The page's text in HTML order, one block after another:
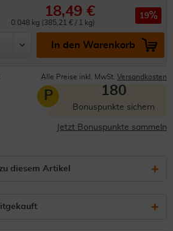
18,49 €
0.048 kg (385,21 € / 1 kg)
19
In den Warenkorb
Alle Preise inkl. MwSt. Versandkosten
P 180
Bonuspunkte sichern
Jetzt Bonuspunkte sammeln
diesem Artikel